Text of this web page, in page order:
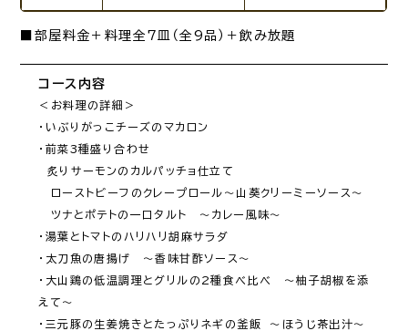
■部屋料金＋料理全7皿（全9品）＋飲み放題
コース内容
＜お料理の詳細＞
・いぶりがっこチーズのマカロン
・前菜3種盛り合わせ
炙りサーモンのカルパッチョ仕立て
ローストビーフのクレープロール～山葵クリーミーソース～
ツナとポテトの一口タルト　～カレー風味～
・湯葉とトマトのハリハリ胡麻サラダ
・太刀魚の唐揚げ　～香味甘酢ソース～
・大山鶏の低温調理とグリルの2種食べ比べ　～柚子胡椒を添
えて～
・三元豚の生姜焼きとたっぷりネギの釜飯　～ほうじ茶出汁～